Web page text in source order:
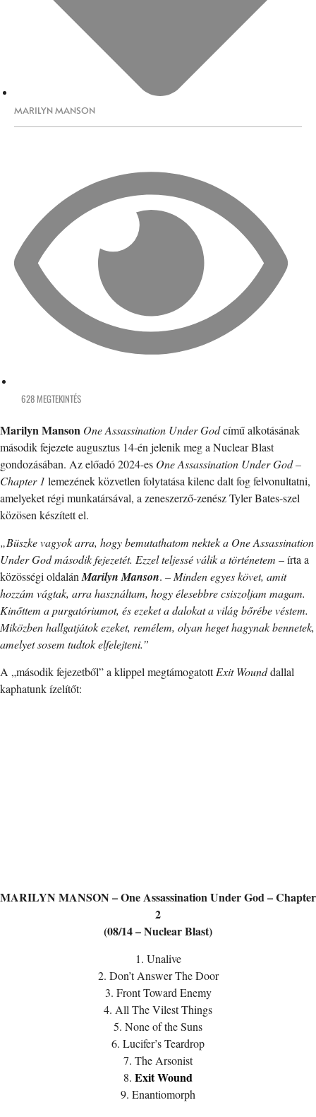
MARILYN MANSON
628 MEGTEKINTÉS
Marilyn Manson One Assassination Under Godcímű alkotásának
második fejezete augusztus 14-én jelenik meg a Nuclear Blast
gondozásában. Az előadó 2024-es One Assassination Under God –
Chapter 1 lemezének közvetlen folytatása kilenc dalt fog felvonultatni,
amelyeket régi munkatársával, a zeneszerző-zenész Tyler Bates-szel
közösen készített el.
„Büszke vagyok arra, hogy bemutathatom nektek a One Assassination
Under God második fejezetét. Ezzel teljessé válik a történetem – írta a
közösségi oldalán Marilyn Manson. – Minden egyes követ, amit
hozzám vágtak, arra használtam, hogy élesebbre csiszoljam magam.
Kinőttem a purgatóriumot, és ezeket a dalokat a világ bőrébe véstem.
Miközben hallgatjátok ezeket, remélem, olyan heget hagynak bennetek,
amelyet sosem tudtok elfelejteni.”
A „második fejezetből” a klippel megtámogatottExit Wounddallal
kaphatunk ízelítőt:
MARILYN MANSON – One Assassination Under God – Chapter
2
(08/14 – Nuclear Blast)
1. Unalive
2. Don’t Answer The Door
3. Front Toward Enemy
4. All The Vilest Things
5. None of the Suns
6. Lucifer’s Teardrop
7. The Arsonist
8. Exit Wound
9. Enantiomorph